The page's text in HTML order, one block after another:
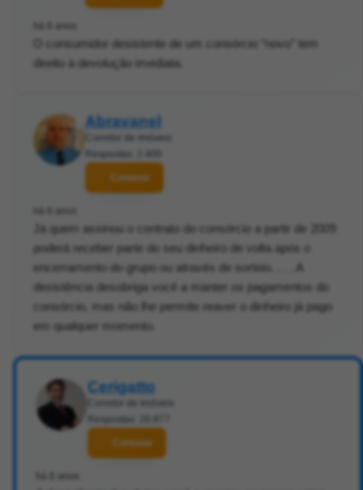
O consumidor desistente de um consórcio “novo” tem
direito à devolução imediata.
Abravanel
Contatar
Já quem assinou o contrato do consórcio a partir de 2009
poderá receber parte do seu dinheiro de volta após o
encerramento do grupo ou através de sorteio. . . . A
desistência desobriga você a manter os pagamentos do
consórcio, mas não lhe permite reaver o dinheiro já pago
em qualquer momento.
Cerigatto
Contatar